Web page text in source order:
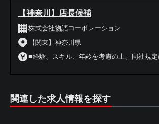
【神奈川】店長候補
株式会社物語コーポレーション
【関東】神奈川県
■経験、スキル、年齢を考慮の上、同社規
関連した求人情報を探す